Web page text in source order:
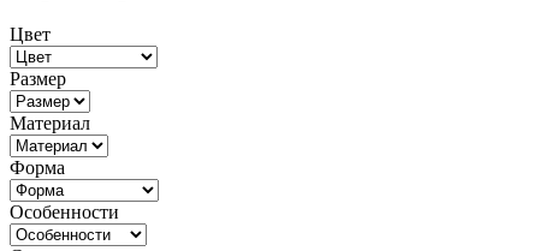
Цвет
Размер
Материал
Форма
Особенности